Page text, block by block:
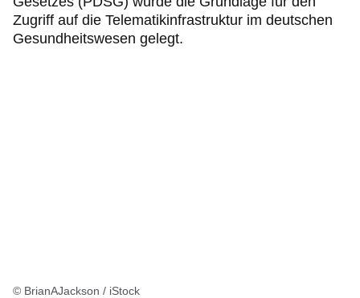
Zugriff auf die Telematikinfrastruktur im deutschen
Gesundheitswesen gelegt.
© BrianAJackson / iStock